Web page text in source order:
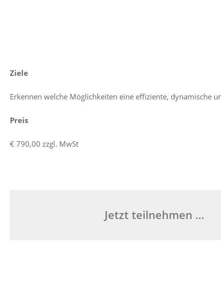
Ziele
Erkennen welche Möglichkeiten eine effiziente, dynamische
Preis
€ 790,00 zzgl. MwSt
Jetzt teilnehmen …